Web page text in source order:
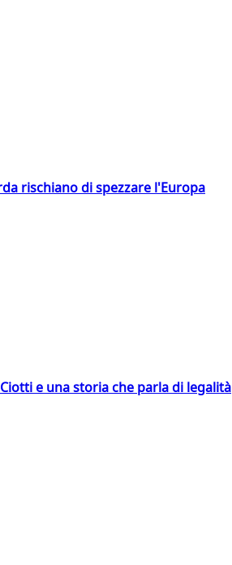
rischiano di spezzare l'Europa
e una storia che parla di legalità